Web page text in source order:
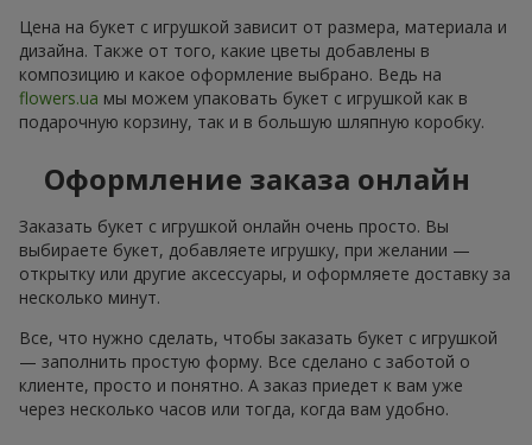
Цена на букет с игрушкой зависит от размера, материала и
дизайна. Также от того, какие цветы добавлены в
композицию и какое оформление выбрано. Ведь на
flowers.ua мы можем упаковать букет с игрушкой как в
подарочную корзину, так и в большую шляпную коробку.
Оформление заказа онлайн
Заказать букет с игрушкой онлайн очень просто. Вы
выбираете букет, добавляете игрушку, при желании —
открытку или другие аксессуары, и оформляете доставку за
несколько минут.
Все, что нужно сделать, чтобы заказать букет с игрушкой
— заполнить простую форму. Все сделано с заботой о
клиенте, просто и понятно. А заказ приедет к вам уже
через несколько часов или тогда, когда вам удобно.